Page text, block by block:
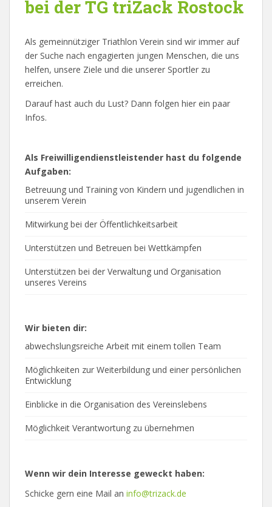
bei der TG triZack Rostock
Als gemeinnütziger Triathlon Verein sind wir immer auf
der Suche nach engagierten jungen Menschen, die uns
helfen, unsere Ziele und die unserer Sportler zu
erreichen.
Darauf hast auch du Lust? Dann folgen hier ein paar
Infos.
Als Freiwilligendienstleistender hast du folgende
Aufgaben:
Betreuung und Training von Kindern und jugendlichen in
unserem Verein
Mitwirkung bei der Öffentlichkeitsarbeit
Unterstützen und Betreuen bei Wettkämpfen
Unterstützen bei der Verwaltung und Organisation
unseres Vereins
Wir bieten dir:
abwechslungsreiche Arbeit mit einem tollen Team
Möglichkeiten zur Weiterbildung und einer persönlichen
Entwicklung
Einblicke in die Organisation des Vereinslebens
Möglichkeit Verantwortung zu übernehmen
Wenn wir dein Interesse geweckt haben:
Schicke gern eine Mail an info@trizack.de